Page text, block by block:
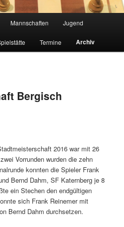
Mannschaften Jugend
Termine Archiv
Bergisch
2016 war mit 26
Vorrunden wurden die zehn
konnten die Spieler Frank
Bernd Dahm, SF Katernberg je 8
ein Stechen den endgültigen
sich Frank Reinemer mit
Bernd Dahm durchsetzen.